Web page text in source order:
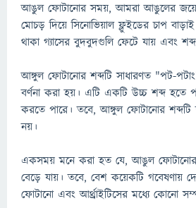
আঙুল ফোটানোর সময়, আমরা আঙুলের
মোচড় দিয়ে সিনোভিয়াল ফ্লুইডের চাপ
থাকা গ্যাসের বুদবুদগুলি ফেটে যায় এবং
আঙ্গুল ফোটানোর শব্দটি সাধারণত "পট-
বর্ণনা করা হয়। এটি একটি উচ্চ শব্দ হতে
করতে পারে। তবে, আঙ্গুল ফোটানোর শব্দটি
নয়।
একসময় মনে করা হত যে, আঙুল ফোটানোর
বেড়ে যায়। তবে, বেশ কয়েকটি গবেষণায়
ফোটানো এবং আর্থ্রাইটিসের মধ্যে কোনো